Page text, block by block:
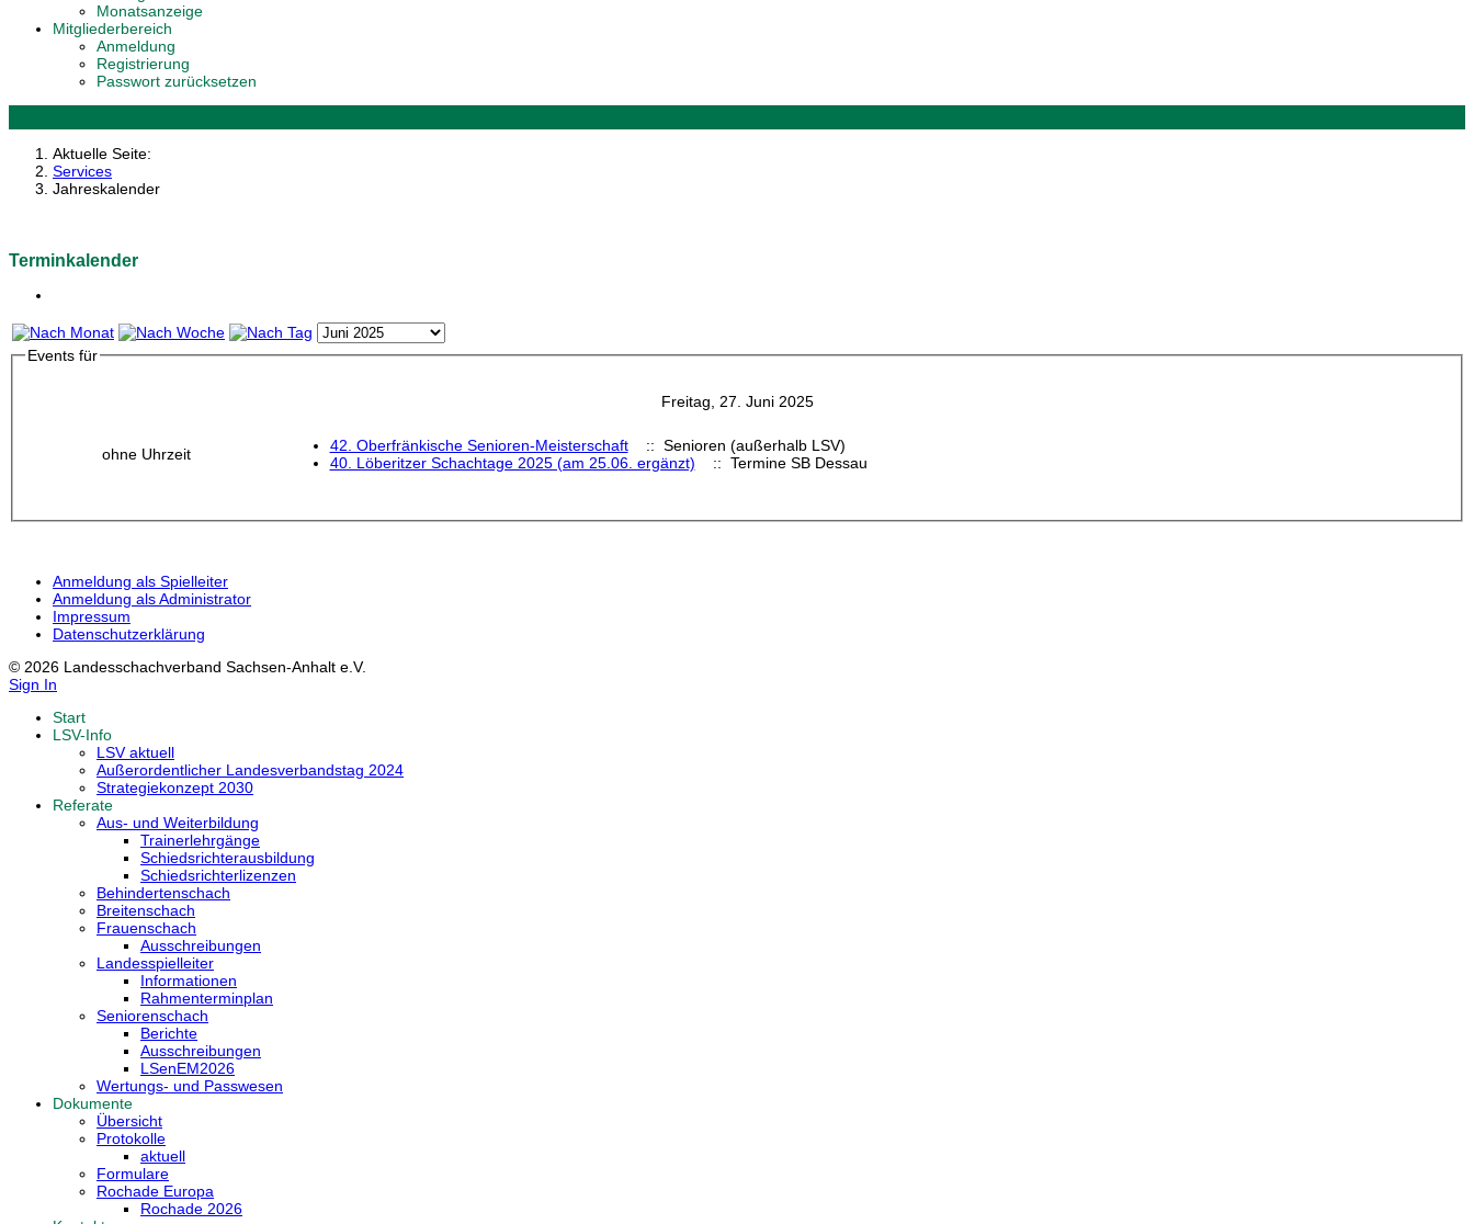
Monatsanzeige
Mitgliederbereich
Anmeldung
Registrierung
Passwort zurücksetzen
Aktuelle Seite:
Services
Jahreskalender
Terminkalender
Events für
Freitag, 27. Juni 2025
ohne Uhrzeit 42. Oberfränkische Senioren-Meisterschaft
:: Senioren (außerhalb LSV)
40. Löberitzer Schachtage 2025 (am 25.06. ergänzt)
:: Termine SB Dessau
Anmeldung als Spielleiter
Anmeldung als Administrator
Impressum
Datenschutzerklärung
© 2026 Landesschachverband Sachsen-Anhalt e.V.
Sign In
Start
LSV-Info
LSV aktuell
Außerordentlicher Landesverbandstag 2024
Strategiekonzept 2030
Referate
Aus- und Weiterbildung
Trainerlehrgänge
Schiedsrichterausbildung
Schiedsrichterlizenzen
Behindertenschach
Breitenschach
Frauenschach
Ausschreibungen
Landesspielleiter
Informationen
Rahmenterminplan
Seniorenschach
Berichte
Ausschreibungen
LSenEM2026
Wertungs- und Passwesen
Dokumente
Übersicht
Protokolle
aktuell
Formulare
Rochade Europa
Rochade 2026